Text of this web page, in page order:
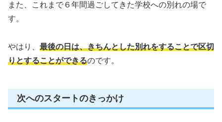
また、これまで６年間過ごしてきた学校への別れの場で
す。
やはり、 最後の日は、きちんとした別れをすることで区切
りとすることができるのです。
次へのスタートのきっかけ